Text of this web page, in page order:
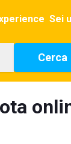
Sei
Cerca